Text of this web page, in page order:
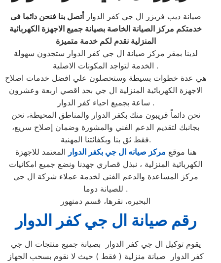
صيانة ديب فريزر ال جي كفر الدوار أتصل بنا فنحن دائما فى
خدمتكم مركز الصيانة الخاصة بصيانة جميع الاجهزة الكهربائية
المنزلية نقدم لكم خدمة متميزة
لدينا بمقر مركز صيانة ال جي كفر الدوار ستجدون سهولة
الخدمة لتواجد المكونات الاصلية .
هي عدة خطوات بسيطة وستحصلون علي افضل خدمات اصلاح
الاجهزة الكهربائية المنزلية ال جي بحد اقصي اربعة وعشرون
ساعة بجميع احياء كفر الدوار .
نحن دائماً قريبون منك بكفر الدوار والمناطق المحيطة، نحن
بجانبك لتقديم الدعم الفني والمشورة وضمان إصلاح سريع،
فقط ثق بنا وبكفائتنا المهنية.
هنا موقع مركز صيانه ال جي بكفر الدوار المعتمد للاجهزة
الكهربائية المنزلية ، نبذل قصاري جهدنا ونضع جميع امكانيات
مركز المساعدة والدعم الفني لخدمة عملاء شركة ال جي
للصيانة دوما .
البحيره، نقرها، قسم دمنهور
رقم صيانة ال جي كفر الدوار
يقوم توكيل ال جي كفر الدوار بصيانة جميع منتجات ال جي
كفر الدوار صيانة منزلية ( فقط ) حيث لا نقوم بسحب الجهاز